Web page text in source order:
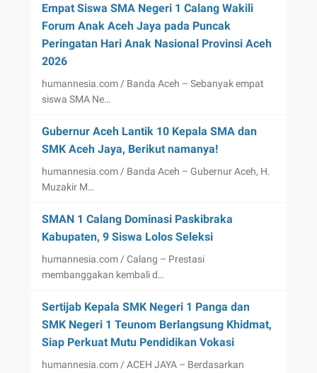
Empat Siswa SMA Negeri 1 Calang Wakili
Forum Anak Aceh Jaya pada Puncak
Peringatan Hari Anak Nasional Provinsi Aceh
2026
humannesia.com / Banda Aceh – Sebanyak empat
siswa SMA Ne…
Gubernur Aceh Lantik 10 Kepala SMA dan
SMK Aceh Jaya, Berikut namanya!
humannesia.com / Banda Aceh – Gubernur Aceh, H.
Muzakir M…
SMAN 1 Calang Dominasi Paskibraka
Kabupaten, 9 Siswa Lolos Seleksi
humannesia.com / Calang – Prestasi
membanggakan kembali d…
Sertijab Kepala SMK Negeri 1 Panga dan
SMK Negeri 1 Teunom Berlangsung Khidmat,
Siap Perkuat Mutu Pendidikan Vokasi
humannesia.com / ACEH JAYA – Berdasarkan